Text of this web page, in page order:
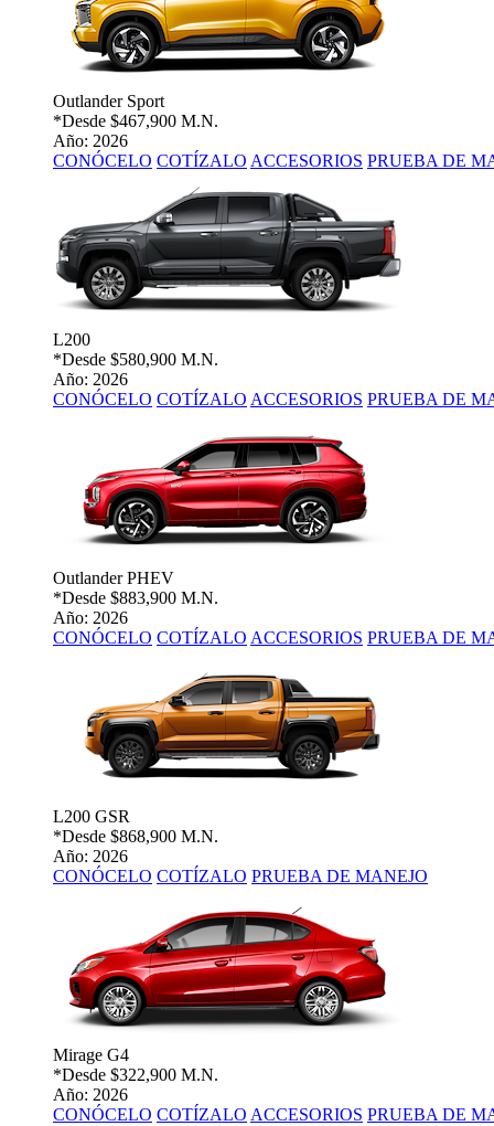
Outlander Sport
*Desde $467,900 M.N.
Año: 2026
CONÓCELO COTÍZALO ACCESORIOS PRUEBA DE
L200
*Desde $580,900 M.N.
Año: 2026
CONÓCELO COTÍZALO ACCESORIOS PRUEBA DE
Outlander PHEV
*Desde $883,900 M.N.
Año: 2026
CONÓCELO COTÍZALO ACCESORIOS PRUEBA DE
L200 GSR
*Desde $868,900 M.N.
Año: 2026
CONÓCELO COTÍZALO PRUEBA DE MANEJO
Mirage G4
*Desde $322,900 M.N.
Año: 2026
CONÓCELO COTÍZALO ACCESORIOS PRUEBA DE